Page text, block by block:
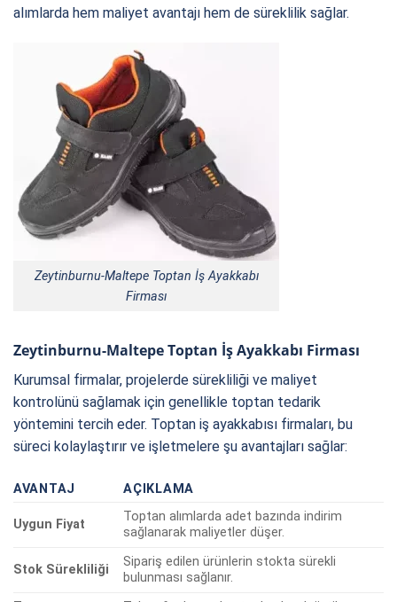
alımlarda hem maliyet avantajı hem de süreklilik sağlar.
Zeytinburnu-Maltepe Toptan İş Ayakkabı
Firması
Zeytinburnu-Maltepe Toptan İş Ayakkabı Firması
Kurumsal firmalar, projelerde sürekliliği ve maliyet
kontrolünü sağlamak için genellikle toptan tedarik
yöntemini tercih eder. Toptan iş ayakkabısı firmaları, bu
süreci kolaylaştırır ve işletmelere şu avantajları sağlar:
AVANTAJ AÇIKLAMA
Uygun Fiyat
Toptan alımlarda adet bazında indirim
sağlanarak maliyetler düşer.
Stok Sürekliliği
Sipariş edilen ürünlerin stokta sürekli
bulunması sağlanır.